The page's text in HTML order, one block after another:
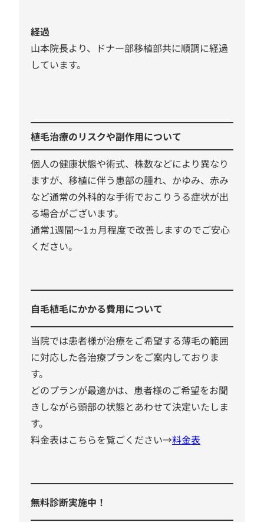
経過
山本院長より、ドナー部移植部共に順調に経過
しています。
植毛治療のリスクや副作用について
個人の健康状態や術式、株数などにより異なり
ますが、移植に伴う患部の腫れ、かゆみ、赤み
など通常の外科的な手術でおこりうる症状が出
る場合がございます。
通常1週間～1ヵ月程度で改善しますのでご安心
ください。
自毛植毛にかかる費用について
当院では患者様が治療をご希望する薄毛の範囲
に対応した各治療プランをご案内しておりま
す。
どのプランが最適かは、患者様のご希望をお聞
きしながら頭部の状態とあわせて決定いたしま
す。
料金表はこちらを覧ごください→料金表
無料診断実施中！